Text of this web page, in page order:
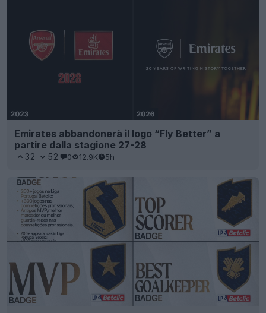
Emirates abbandonerà il logo “Fly Better” a
partire dalla stagione 27-28
32 52 0 12.9K 5h